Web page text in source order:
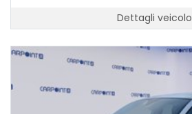
Dettagli veicolo